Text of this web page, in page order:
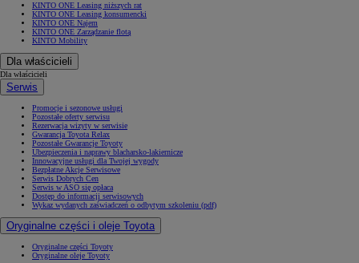
KINTO ONE Leasing niższych rat
KINTO ONE Leasing konsumencki
KINTO ONE Najem
KINTO ONE Zarządzanie flotą
KINTO Mobility
Dla właścicieli
Dla właścicieli
Serwis
Promocje i sezonowe usługi
Pozostałe oferty serwisu
Rezerwacja wizyty w serwisie
Gwarancja Toyota Relax
Pozostałe Gwarancje Toyoty
Ubezpieczenia i naprawy blacharsko-lakiernicze
Innowacyjne usługi dla Twojej wygody
Bezpłatne Akcje Serwisowe
Serwis Dobrych Cen
Serwis w ASO się opłaca
Dostęp do informacji serwisowych
Wykaz wydanych zaświadczeń o odbytym szkoleniu (pdf)
Oryginalne części i oleje Toyota
Oryginalne części Toyoty
Oryginalne oleje Toyoty